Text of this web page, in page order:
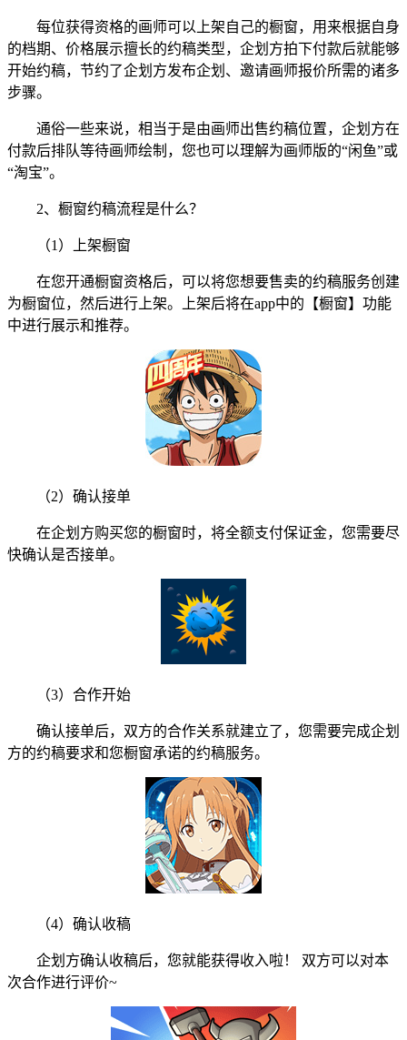
每位获得资格的画师可以上架自己的橱窗，用来根据自身
的档期、价格展示擅长的约稿类型，企划方拍下付款后就能够
开始约稿，节约了企划方发布企划、邀请画师报价所需的诸多
步骤。
通俗一些来说，相当于是由画师出售约稿位置，企划方在
付款后排队等待画师绘制，您也可以理解为画师版的“闲鱼”或
“淘宝”。
2、橱窗约稿流程是什么？
（1）上架橱窗
在您开通橱窗资格后，可以将您想要售卖的约稿服务创建
为橱窗位，然后进行上架。上架后将在app中的【橱窗】功能
中进行展示和推荐。
（2）确认接单
在企划方购买您的橱窗时，将全额支付保证金，您需要尽
快确认是否接单。
（3）合作开始
确认接单后，双方的合作关系就建立了，您需要完成企划
方的约稿要求和您橱窗承诺的约稿服务。
（4）确认收稿
企划方确认收稿后，您就能获得收入啦！ 双方可以对本
次合作进行评价~